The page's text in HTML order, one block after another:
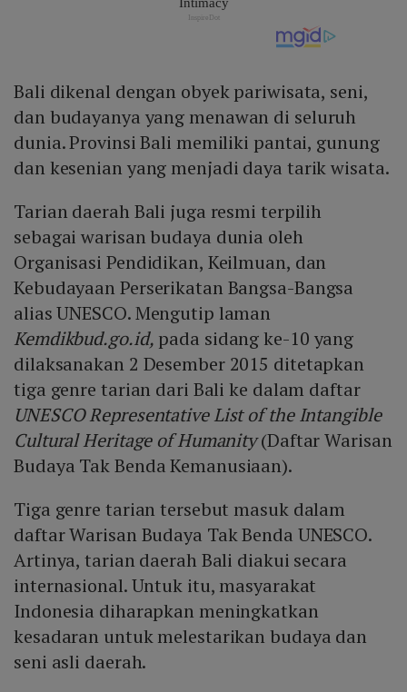
Bali dikenal dengan obyek pariwisata, seni,
dan budayanya yang menawan di seluruh
dunia. Provinsi Bali memiliki pantai, gunung
dan kesenian yang menjadi daya tarik wisata.
Tarian daerah Bali juga resmi terpilih
sebagai warisan budaya dunia oleh
Organisasi Pendidikan, Keilmuan, dan
Kebudayaan Perserikatan Bangsa-Bangsa
alias UNESCO. Mengutip laman
Kemdikbud.go.id, pada sidang ke-10 yang
dilaksanakan 2 Desember 2015 ditetapkan
tiga genre tarian dari Bali ke dalam daftar
UNESCO Representative List of the Intangible
Cultural Heritage of Humanity(Daftar Warisan
Budaya Tak Benda Kemanusiaan).
Tiga genre tarian tersebut masuk dalam
daftar Warisan Budaya Tak Benda UNESCO.
Artinya, tarian daerah Bali diakui secara
internasional. Untuk itu, masyarakat
Indonesia diharapkan meningkatkan
kesadaran untuk melestarikan budaya dan
seni asli daerah.